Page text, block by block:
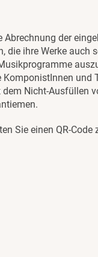
der
die ihre Werke auch
und
Nicht-Ausfüllen
Sie einen QR-